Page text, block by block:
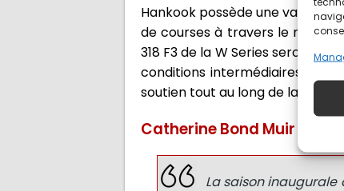
Hankook possède une vaste
de courses à travers le monde
318 F3 de la W Series seront
conditions intermédiaires ou
soutien tout au long de la
Catherine Bond Muir
La saison inaugurale